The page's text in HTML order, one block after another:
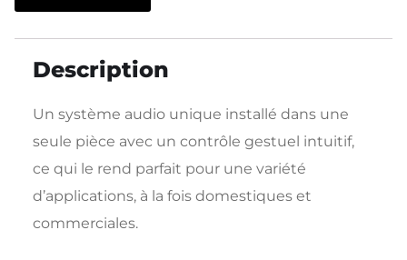
Description
Un système audio unique installé dans une
seule pièce avec un contrôle gestuel intuitif,
ce qui le rend parfait pour une variété
d’applications, à la fois domestiques et
commerciales.